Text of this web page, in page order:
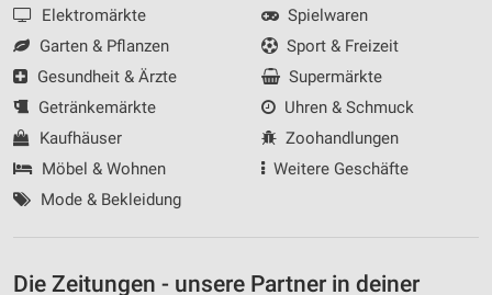
Elektromärkte
Garten & Pflanzen
Gesundheit & Ärzte
Getränkemärkte
Kaufhäuser
Möbel & Wohnen
Mode & Bekleidung
Spielwaren
Sport & Freizeit
Supermärkte
Uhren & Schmuck
Zoohandlungen
Weitere Geschäfte
Die Zeitungen - unsere Partner in deiner